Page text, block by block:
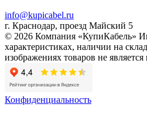
info@kupicabel.ru
г. Краснодар, проезд Майский 5
© 2026 Компания «КупиКабель»
характеристиках, наличии на
изображениях товаров не
Конфиденциальность